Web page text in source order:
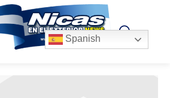
Spanish